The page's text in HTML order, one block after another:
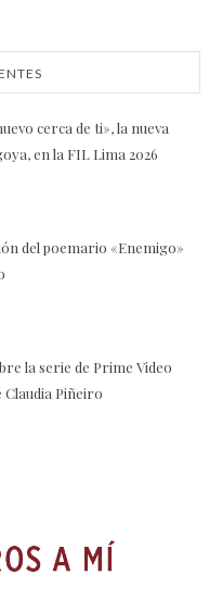
cerca de ti», la nueva
en la FIL Lima 2026
del poemario «Enemigo»
la serie de Prime Video
Claudia Piñeiro